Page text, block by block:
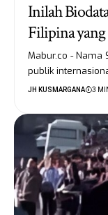
Inilah
Filipina
Mabur.co - Nama
publik
JH KUSMARGANA 3